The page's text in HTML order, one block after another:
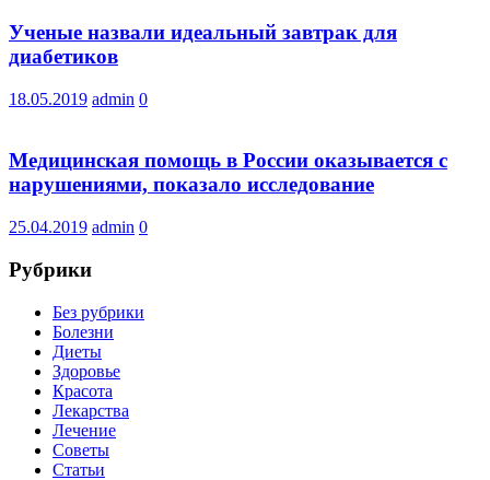
Ученые назвали идеальный завтрак для
диабетиков
18.05.2019 admin 0
Медицинская помощь в России оказывается с
нарушениями, показало исследование
25.04.2019 admin 0
Рубрики
Без рубрики
Болезни
Диеты
Здоровье
Красота
Лекарства
Лечение
Советы
Статьи